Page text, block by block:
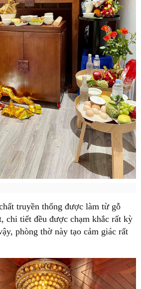
truyền thống được làm từ gỗ
chi tiết đều được chạm khắc rất kỳ
phòng thờ này tạo cảm giác rất